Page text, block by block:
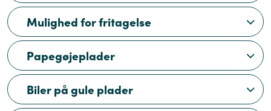
Mulighed for fritagelse
Papegøjeplader
Biler på gule plader